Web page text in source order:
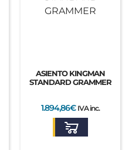
ASIENTO KINGMAN
STANDARD GRAMMER
1.894,86€ IVA inc.